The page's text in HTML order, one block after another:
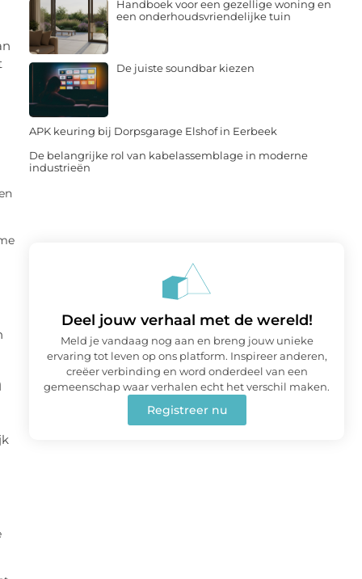
Handboek voor een gezellige woning en
een onderhoudsvriendelijke tuin
De juiste soundbar kiezen
APK keuring bij Dorpsgarage Elshof in Eerbeek
De belangrijke rol van kabelassemblage in moderne
industrieën
Deel jouw verhaal met de wereld!
Meld je vandaag nog aan en breng jouw unieke
ervaring tot leven op ons platform. Inspireer anderen,
creëer verbinding en word onderdeel van een
gemeenschap waar verhalen echt het verschil maken.
Registreer nu